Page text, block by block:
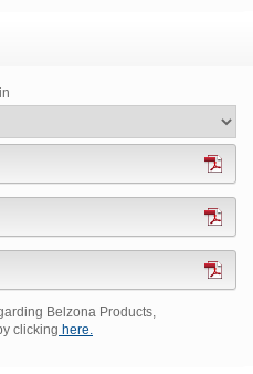
Belzona Products,
clicking here.